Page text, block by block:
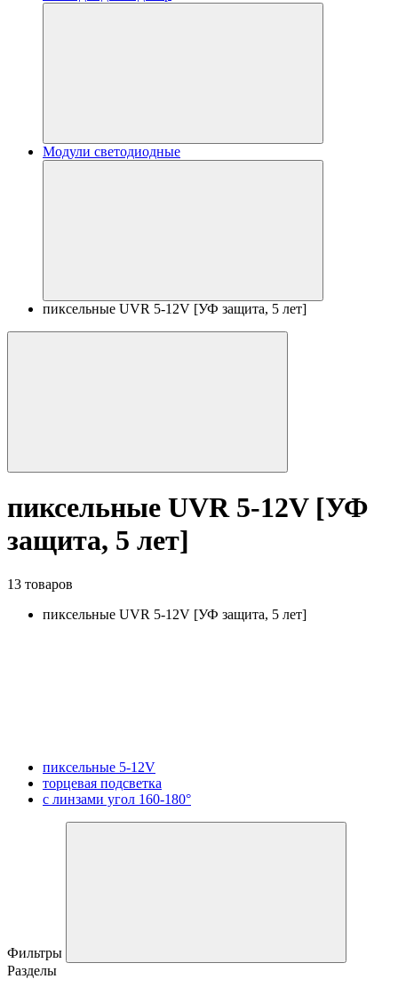
Модули светодиодные
пиксельные UVR 5-12V [УФ защита, 5 лет]
пиксельные UVR 5-12V [УФ
защита, 5 лет]
13 товаров
пиксельные UVR 5-12V [УФ защита, 5 лет]
пиксельные 5-12V
торцевая подсветка
с линзами угол 160-180°
Фильтры
Разделы